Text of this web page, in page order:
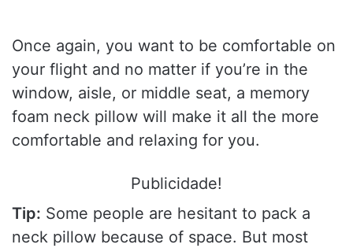
Once again, you want to be comfortable on
your flight and no matter if you’re in the
window, aisle, or middle seat, a memory
foam neck pillow will make it all the more
comfortable and relaxing for you.
Publicidade!
Tip: Some people are hesitant to pack a
neck pillow because of space. But most